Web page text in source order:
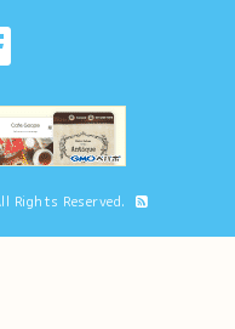
Rights Reserved.